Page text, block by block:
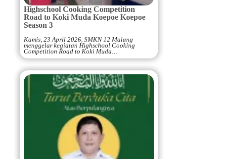
Highschool Cooking Competition
Road to Koki Muda Koepoe Koepoe
Season 3
Kamis, 23 April 2026, SMKN 12 Malang
menggelar kegiatan Highschool Cooking
Competition Road to Koki Muda…